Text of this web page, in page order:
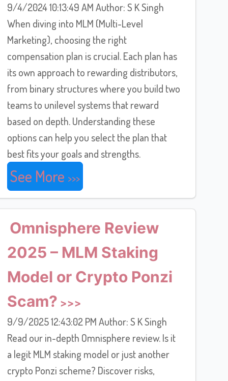
9/4/2024 10:13:49 AM Author: S K Singh
When diving into MLM (Multi-Level
Marketing), choosing the right
compensation plan is crucial. Each plan has
its own approach to rewarding distributors,
from binary structures where you build two
teams to unilevel systems that reward
based on depth. Understanding these
options can help you select the plan that
best fits your goals and strengths.
See More
Omnisphere Review
2025 – MLM Staking
Model or Crypto Ponzi
Scam?
9/9/2025 12:43:02 PM Author: S K Singh
Read our in-depth Omnisphere review. Is it
a legit MLM staking model or just another
crypto Ponzi scheme? Discover risks,